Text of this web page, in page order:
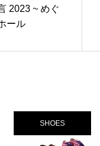
2023 ~ めぐ
ール
SHOES